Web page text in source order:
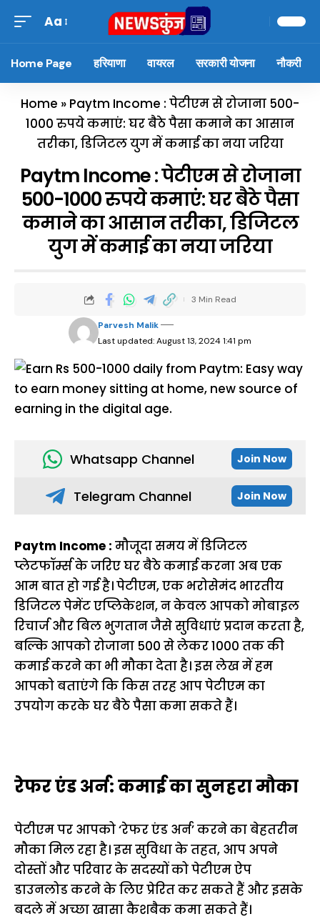
Aa
Home Page हरियाणा वायरल सरकारी योजना नौकरी
Home » Paytm Income : पेटीएम से रोजाना 500-
1000 रुपये कमाएं: घर बैठे पैसा कमाने का आसान
तरीका, डिजिटल युग में कमाई का नया जरिया
Paytm Income : पेटीएम से रोजाना
500-1000 रुपये कमाएं: घर बैठे पैसा
कमाने का आसान तरीका, डिजिटल
युग में कमाई का नया जरिया
Last updated: August 13, 2024 1:41 pm
Parvesh Malik
3 Min Read
Whatsapp Channel Join Now
Telegram Channel Join Now
Paytm Income : मौजूदा समय में डिजिटल
प्लेटफॉर्म्स के जरिए घर बैठे कमाई करना अब एक
आम बात हो गई है। पेटीएम, एक भरोसेमंद भारतीय
डिजिटल पेमेंट एप्लिकेशन, न केवल आपको मोबाइल
रिचार्ज और बिल भुगतान जैसे सुविधाएं प्रदान करता है,
बल्कि आपको रोजाना ₹500 से लेकर ₹1000 तक की
कमाई करने का भी मौका देता है। इस लेख में हम
आपको बताएंगे कि किस तरह आप पेटीएम का
उपयोग करके घर बैठे पैसा कमा सकते हैं।
रेफर एंड अर्न: कमाई का सुनहरा मौका
पेटीएम पर आपको ‘रेफर एंड अर्न’ करने का बेहतरीन
मौका मिल रहा है। इस सुविधा के तहत, आप अपने
दोस्तों और परिवार के सदस्यों को पेटीएम ऐप
डाउनलोड करने के लिए प्रेरित कर सकते हैं और इसके
बदले में अच्छा खासा कैशबैक कमा सकते हैं।